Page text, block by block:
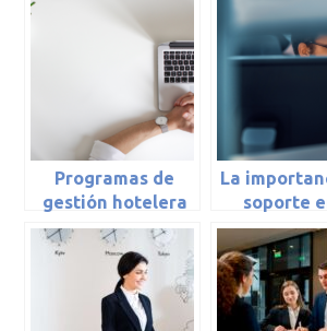
Programas de
gestión hotelera
La
soporte
gestión